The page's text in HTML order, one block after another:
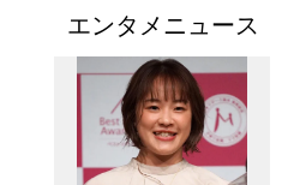
エンタメニュース